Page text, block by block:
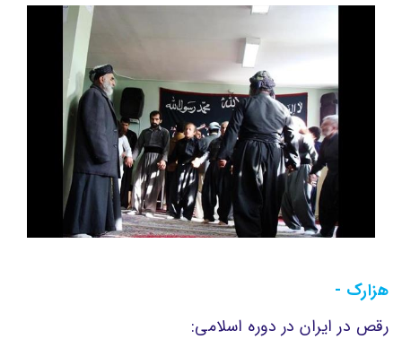
هزارک -
رقص در ایران در دوره اسلامی: